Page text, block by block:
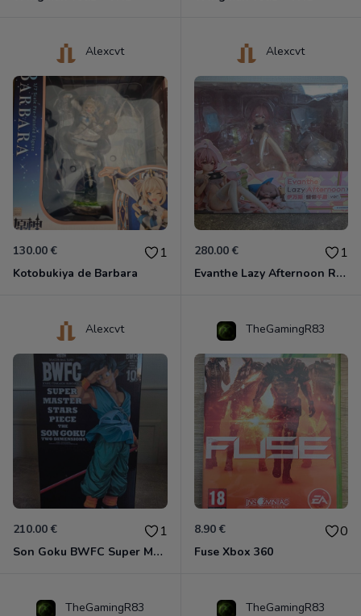
Alexcvt
130.00 € 1
Kotobukiya de Barbara
Alexcvt
280.00 € 1
Evanthe Lazy Afternoon Red Pride of Eden
Alexcvt
210.00 € 1
Son Goku BWFC Super Master Stars
TheGamingR83
8.90 € 0
Fuse Xbox 360
TheGamingR83 TheGamingR83